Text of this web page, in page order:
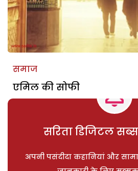
समाज
एमिल की सोफी
सरिता डिजिटल
अपनी पसंदीदा कहानियां और